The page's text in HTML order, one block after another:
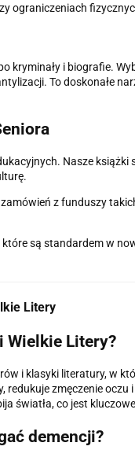
ograniczeniach
kryminały i biografie.
To doskonałe
Nasze
z funduszy
są standardem w
Litery
Wielkie Litery?
i klasyki literatury, w
zmęczenie oczu i
światła, co jest
demencji?